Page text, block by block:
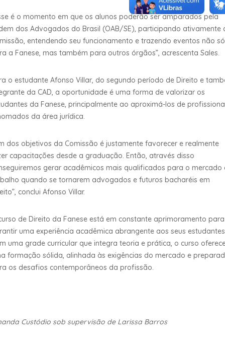
é o momento em que os alunos poderão ser amparados pela
dos Advogados do Brasil (OAB/SE), participando ativamente
entendendo seu funcionamento e trazendo eventos não só
a Fanese, mas também para outros órgãos”, acrescenta Sales.
o estudante Afonso Villar, do segundo período de Direito e
da CAD, a oportunidade é uma forma de valorizar os
da Fanese, principalmente ao aproximá-los de
da área jurídica.
dos objetivos da Comissão é justamente favorecer e realmente
capacitações desde a graduação. Então, através disso
gerar acadêmicos mais qualificados para o mercado
quando se tornarem advogados e futuros bacharéis em
conclui Afonso Villar.
de Direito da Fanese está em constante aprimoramento para
uma experiência acadêmica abrangente aos seus
uma grade curricular que integra teoria e prática, o curso
formação sólida, alinhada às exigências do mercado e
os desafios contemporâneos da profissão.
Custódio sob supervisão de Larissa Barros